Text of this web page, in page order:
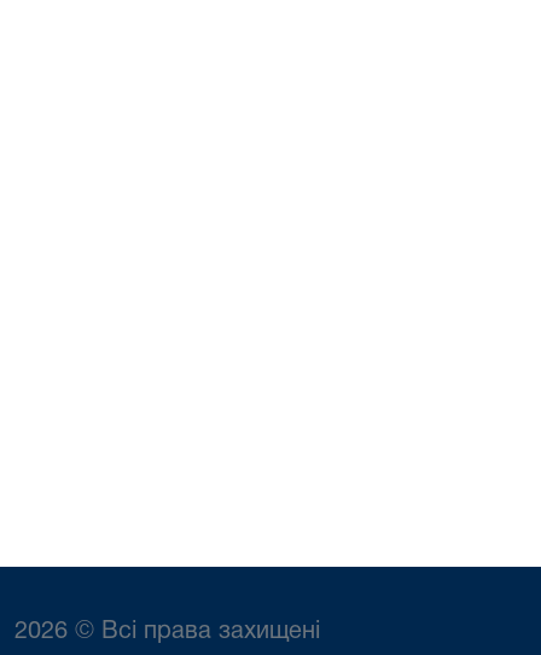
2026 © Всі права захищені